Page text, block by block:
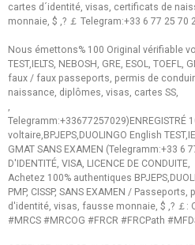
cartes d´identité, visas, certificats de
monnaie, $ ,? ￡ Telegram:+33 6 77 25 70
Nous émettons% 100 Original vérifiable
TEST,IELTS, NEBOSH, GRE, ESOL,
faux / faux passeports, permis de
naissance, diplômes, visas, cartes SS,
,
Telegramm:+33677257029)ENREGISTRÉ
voltaire,BPJEPS,DUOLINGO English
GMAT SANS EXAMEN (Telegramm:+33 6
D'IDENTITÉ, VISA, LICENCE DE CONDUITE,
Achetez 100% authentiques
PMP, CISSP, SANS EXAMEN /
d'identité, visas, fausse monnaie, $ ,? ￡:
#MRCS #MRCOG #FRCR #FRCPath